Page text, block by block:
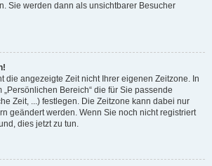
Sie werden dann als unsichtbarer Besucher
die angezeigte Zeit nicht Ihrer eigenen Zeitzone. In
Bereich“ die für Sie passende
Zeit, ...) festlegen. Die Zeitzone kann dabei nur
geändert werden. Wenn Sie noch nicht registriert
dies jetzt zu tun.